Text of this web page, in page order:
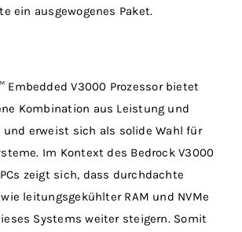
ein ausgewogenes Paket.
Embedded V3000 Prozessor bietet
Kombination aus Leistung und
und erweist sich als solide Wahl für
Im Kontext des Bedrock V3000
zeigt sich, dass durchdachte
leitungsgekühlter RAM und NVMe
Systems weiter steigern. Somit